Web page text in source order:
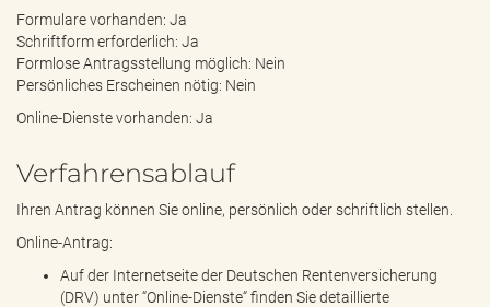
Formulare vorhanden: Ja
Schriftform erforderlich: Ja
Formlose Antragsstellung möglich: Nein
Persönliches Erscheinen nötig: Nein
Online-Dienste vorhanden: Ja
Verfahrensablauf
Ihren Antrag können Sie online, persönlich oder schriftlich stellen.
Online-Antrag:
Auf der Internetseite der Deutschen Rentenversicherung
(DRV) unter “Online-Dienste“ finden Sie detaillierte